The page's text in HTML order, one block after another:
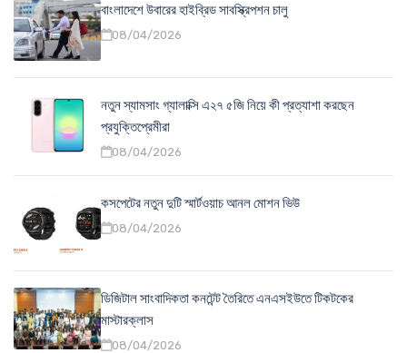
বাংলাদেশে উবারের হাইব্রিড সাবস্ক্রিপশন চালু
08/04/2026
নতুন স্যামসাং গ্যালাক্সি এ২৭ ৫জি নিয়ে কী প্রত্যাশা করছেন
প্রযুক্তিপ্রেমীরা
08/04/2026
কসপেটের নতুন দুটি স্মার্টওয়াচ আনল মোশন ভিউ
08/04/2026
ডিজিটাল সাংবাদিকতা কনটেন্ট তৈরিতে এনএসইউতে টিকটকের
মাস্টারক্লাস
08/04/2026